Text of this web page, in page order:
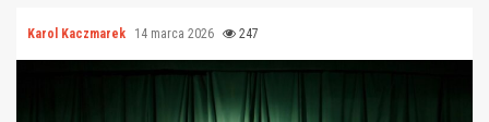
Karol Kaczmarek 14 marca 2026 247